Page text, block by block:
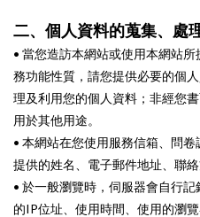
二、個人資料的蒐集、處
• 當您造訪本網站或使用本網站
務功能性質，請您提供必要的個
理及利用您的個人資料；非經您
用於其他用途。
• 本網站在您使用服務信箱、問
提供的姓名、電子郵件地址、聯絡
• 於一般瀏覽時，伺服器會自行
的IP位址、使用時間、使用的瀏